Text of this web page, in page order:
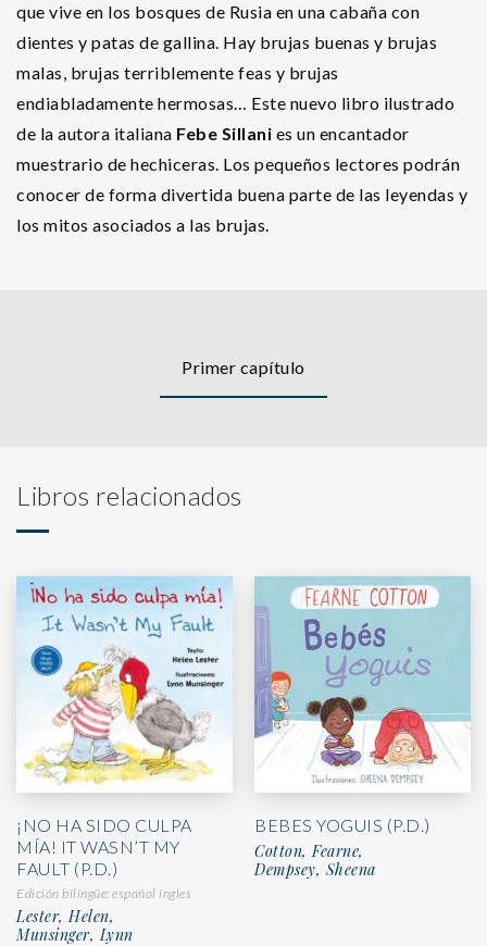
que vive en los bosques de Rusia en una cabaña con
dientes y patas de gallina. Hay brujas buenas y brujas
malas, brujas terriblemente feas y brujas
endiabladamente hermosas… Este nuevo libro ilustrado
de la autora italiana Febe Sillani es un encantador
muestrario de hechiceras. Los pequeños lectores podrán
conocer de forma divertida buena parte de las leyendas y
los mitos asociados a las brujas.
Primer capítulo
Libros relacionados
¡NO HA SIDO CULPA
MÍA! IT WASN’T MY
FAULT (P.D.)
Edición bilingüe: español ingles
Lester, Helen,
Munsinger, Lynn
BEBES YOGUIS (P.D.)
Cotton, Fearne,
Dempsey, Sheena